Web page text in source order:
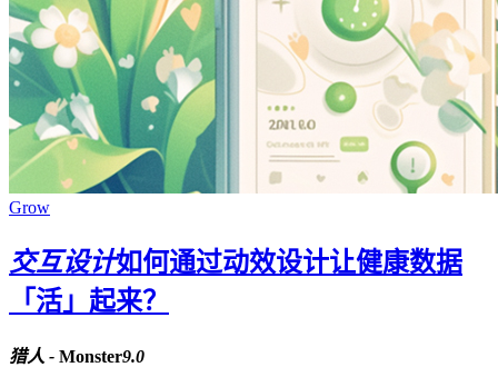
Grow
交互设计如何通过动效设计让健康数据
「活」起来？
猎人 - Monster9.0